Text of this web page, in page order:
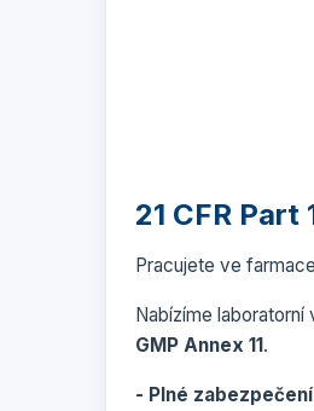
21 CFR Part
Pracujete ve
Nabízíme
GMP Annex 11.
- Plné